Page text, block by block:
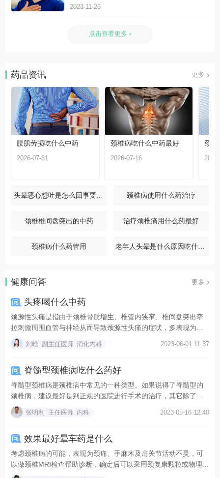
2023-11-26
点击查看更多
药品资讯 更多
腰肌劳损吃什么中药
2026-07-31
颈椎病吃什么中药最好
2026-07-16
颈椎
头晕恶心想吐是怎么回事要吃什么药 颈椎病使用什么药治疗
颈椎椎间盘突出的中药 治疗颈椎痛用什么药最好
颈椎病什么药管用
健康问答 更多
头疼喝什么中药
颈源性头痛是指由于颈椎骨质增生、椎管内狭窄、椎间盘突出牵
拉刺激周围血管与神经从而导致颈源性头痛的症状，多表现为后
脑...
刘晗 副主任医师 消化内科 2023-06-01 11:37
脊髓型颈椎病吃什么药好
脊髓型颈椎病是颈椎病中常见的一种类型。如果说得了脊髓型的
颈椎病，建议最好是到正规的医院进行手术的治疗，其它除了正
常...
张明利 主任医师 内科 2023-05-16 12:40
效果最好晕车药是什么
考虑颈椎病的可能，表现为颈痛、手麻木及肩关节活动不灵，可
以做颈椎MRI检查帮助诊断，确定后可以采用颈复康颗粒或物理...